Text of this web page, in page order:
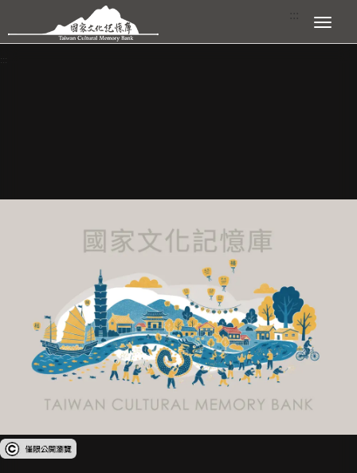
跳到主要內容區塊 展開選單
:::
受著作權法保護-僅限於本平台有限度公開瀏覽